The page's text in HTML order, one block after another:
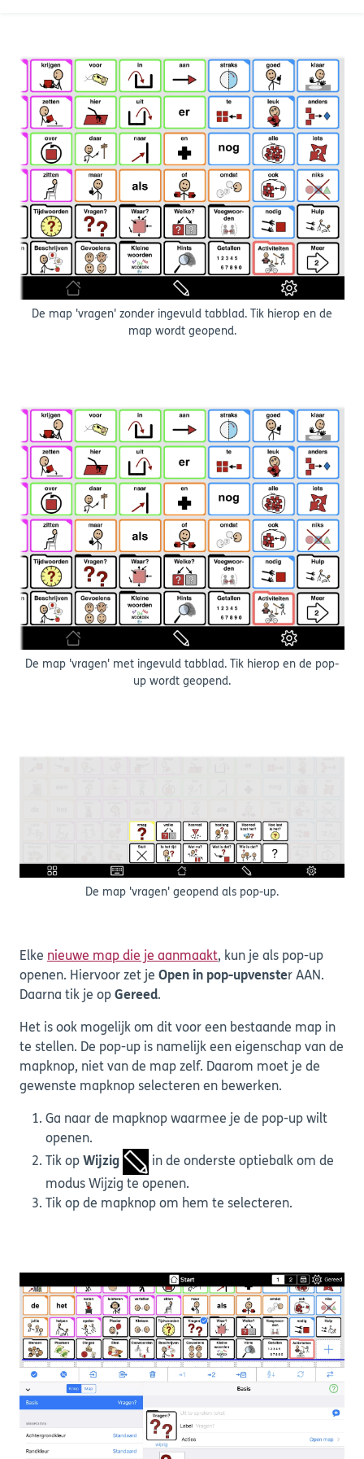
De map 'vragen' zonder ingevuld tabblad. Tik hierop en de
map wordt geopend.
De map 'vragen' met ingevuld tabblad. Tik hierop en de pop-
up wordt geopend.
De map 'vragen' geopend als pop-up.
Elke nieuwe map die je aanmaakt, kun je als pop-up
openen. Hiervoor zet je Open in pop-upvenster AAN.
Daarna tik je op Gereed.
Het is ook mogelijk om dit voor een bestaande map in
te stellen. De pop-up is namelijk een eigenschap van de
mapknop, niet van de map zelf. Daarom moet je de
gewenste mapknop selecteren en bewerken.
Ga naar de mapknop waarmee je de pop-up wilt
openen.
Tik op Wijzig
in de onderste optiebalk om de
modus Wijzig te openen.
Tik op de mapknop om hem te selecteren.